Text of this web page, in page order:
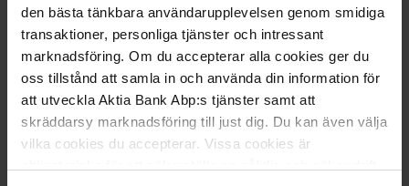
den bästa tänkbara användarupplevelsen genom smidiga
transaktioner, personliga tjänster och intressant
marknadsföring. Om du accepterar alla cookies ger du
oss tillstånd att samla in och använda din information för
att utveckla Aktia Bank Abp:s tjänster samt att
skräddarsy marknadsföring till just dig. Du kan även välja
vilka cookies du accepterar. Vissa cookies är